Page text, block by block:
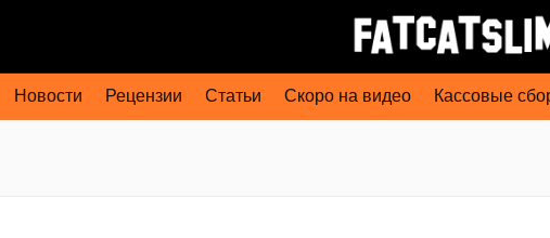
Новости Рецензии Статьи Скоро на видео Кассовые